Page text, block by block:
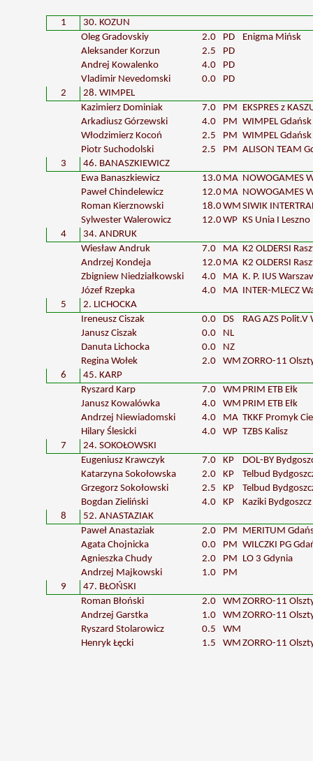
1
30. KOZUN
Oleg Gradovskiy
2.0 PD
Enigma Mińsk
Aleksander Korzun
2.5
PD
Andrej Kowalenko
4.0
PD
Vladimir Nevedomski
0.0
PD
2
28. WIMPEL
Kazimierz Dominiak
7.0 PM EKSPRES z
Arkadiusz Górzewski
4.0 PM WIMPEL Gdańsk
Włodzimierz Kocoń
2.5 PM WIMPEL Gdańsk
Piotr Suchodolski
2.5 PM ALISON TEAM
3
46. BANASZKIEWICZ
Ewa Banaszkiewicz
13.0 MA NOWOGAMES
Paweł Chindelewicz
12.0 MA NOWOGAMES
Roman Kierznowski
18.0WM SIWIK
Sylwester Walerowicz
12.0WP KS Unia I Leszno
4
34. ANDRUK
Wiesław Andruk
7.0 MA K2 OLDERSI
Andrzej Kondeja
12.0 MA K2 OLDERSI
Zbigniew Niedziałkowski
4.0 MA K. P. IUS
Józef Rzepka
4.0 MA INTER-MLECZ
5
2. LICHOCKA
Ireneusz Ciszak
0.0 DS
RAG AZS Polit.V
Janusz Ciszak
0.0
NL
Danuta Lichocka
0.0
NZ
Regina Wołek
2.0 WM ZORRO-11
6
45. KARP
Ryszard Karp
7.0 WM PRIM ETB Ełk
Janusz Kowalówka
4.0 WM PRIM ETB Ełk
Andrzej Niewiadomski
4.0 MA TKKF Promyk
Hilary Ślesicki
4.0 WP TZBS Kalisz
7
24. SOKOŁOWSKI
Eugeniusz Krawczyk
7.0 KP
DOL-BY
Katarzyna Sokołowska
2.0 KP
Telbud
Grzegorz Sokołowski
2.5 KP
Telbud
Bogdan Zieliński
4.0 KP
Kaziki Bydgoszcz
8
52. ANASTAZIAK
Paweł Anastaziak
2.0 PM MERITUM
Agata Chojnicka
0.0 PM WILCZKI PG
Agnieszka Chudy
2.0 PM LO 3 Gdynia
Andrzej Majkowski
1.0
PM
9
47. BŁOŃSKI
Roman Błoński
2.0 WM ZORRO-11
Andrzej Garstka
1.0 WM ZORRO-11
Ryszard Stolarowicz
0.5
WM
Henryk Łęcki
1.5 WM ZORRO-11